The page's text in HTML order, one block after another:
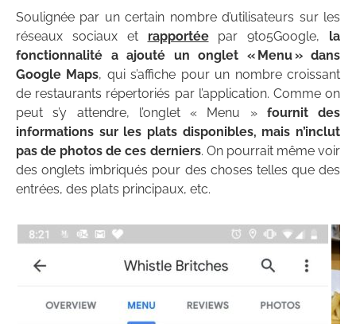
Soulignée par un certain nombre d’utilisateurs sur les
réseaux sociaux et rapportéepar 9to5Google, la
fonctionnalité a ajouté un onglet « Menu » dans
Google Maps, qui s’affiche pour un nombre croissant
de restaurants répertoriés par l’application. Comme on
peut s’y attendre, l’onglet « Menu » fournit des
informations sur les plats disponibles, mais n’inclut
pas de photos de ces derniers. On pourrait même voir
des onglets imbriqués pour des choses telles que des
entrées, des plats principaux, etc.